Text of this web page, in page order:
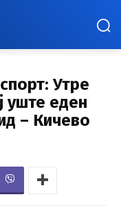
Утре
уште еден
– Кичево